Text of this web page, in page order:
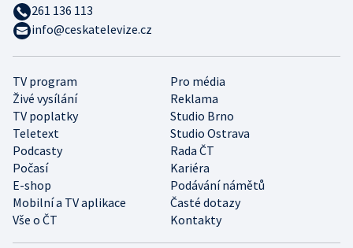
TV program
Pro média
Živé vysílání
Reklama
TV poplatky
Studio Brno
Teletext
Studio Ostrava
Podcasty
Rada ČT
Počasí
Kariéra
E-shop
Podávání námětů
Mobilní a TV aplikace
Časté dotazy
Vše o ČT
Kontakty
261 136 113
info@ceskatelevize.cz